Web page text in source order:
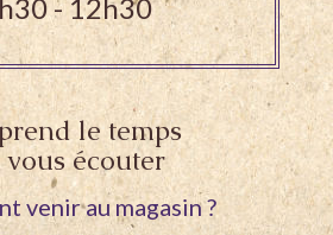
- 12h30
le temps
écouter
venir au magasin ?